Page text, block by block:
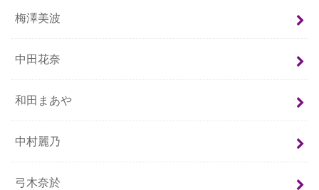
梅澤美波
中田花奈
和田まあや
中村麗乃
弓木奈於